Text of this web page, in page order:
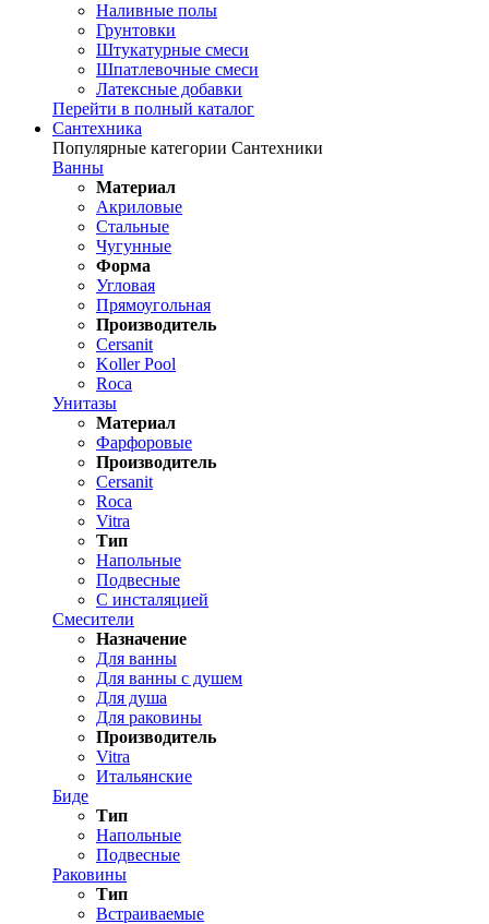
Наливные полы
Грунтовки
Штукатурные смеси
Шпатлевочные смеси
Латексные добавки
Перейти в полный каталог
Сантехника
Популярные категории Сантехники
Ванны
Материал
Акриловые
Стальные
Чугунные
Форма
Угловая
Прямоугольная
Производитель
Cersanit
Koller Pool
Roca
Унитазы
Материал
Фарфоровые
Производитель
Cersanit
Roca
Vitra
Тип
Напольные
Подвесные
С инсталяцией
Смесители
Назначение
Для ванны
Для ванны с душем
Для душа
Для раковины
Производитель
Vitra
Итальянские
Биде
Тип
Напольные
Подвесные
Раковины
Тип
Встраиваемые